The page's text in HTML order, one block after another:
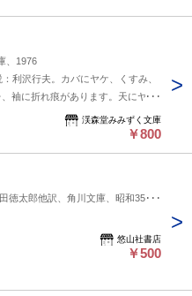
、1976
利沢行夫。カバにヤケ、くすみ、
袖に折れ痕があります。天にヤ
小口に僅かなシミがあります。本文
、目立つ汚れ等の瑕疵は見受うけら
渓森堂みみずく文庫
￥800
徳太郎他訳、角川文庫、昭和35、1
悠山社書店
￥500